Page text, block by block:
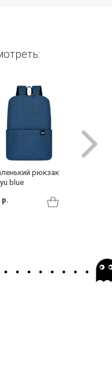
рюкзак
blue
р.